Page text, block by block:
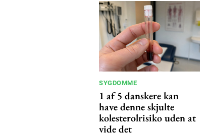
SYGDOMME
1 af 5 danskere kan
have denne skjulte
kolesterolrisiko uden at
vide det